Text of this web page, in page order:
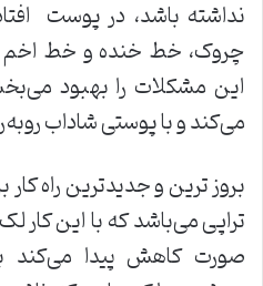
نداشته باشد‌، در پوست
چروک‌، خط خنده و خط اخم
این مشکلات را بهبود
می‌کند و با پوستی شاداب
بروز ترین و جدیدترین راه
تراپی می‌باشد که با این
صورت کاهش پیدا